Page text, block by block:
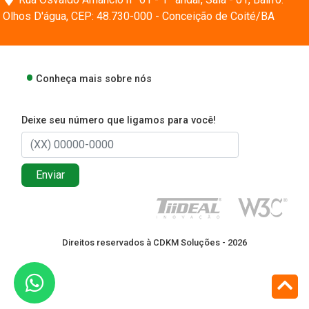
Olhos D'água, CEP: 48.730-000 - Conceição de Coité/BA
Conheça mais sobre nós
Deixe seu número que ligamos para você!
Enviar
Direitos reservados à CDKM Soluções - 2026